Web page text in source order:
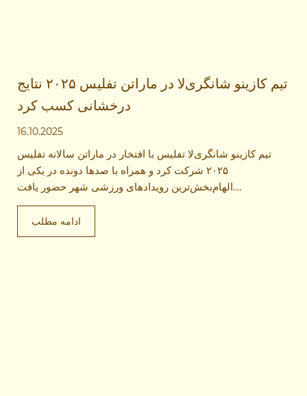
تیم کازینو شانگری‌لا در ماراتن تفلیس ۲۰۲۵ نتایج
درخشانی کسب کرد
16.10.2025
تیم کازینو شانگری‌لا تفلیس با افتخار در ماراتن سالانه تفلیس
۲۰۲۵ شرکت کرد و همراه با صدها دونده در یکی از
الهام‌بخش‌ترین رویدادهای ورزشی شهر حضور یافت.
شرکت‌کنندگان ما در مسیر ۱۰ کیلومتری استقامت و اراده‌ای
چشمگیر نشان دادند. بهترین زمان ۴۸ دقیقه و ۴۲ ثانیه بود و سایر
اعضا نیز در حدود ۵۱ دقیقه به خط پایان رسیدند، که تیم ما را در
ادامه مطلب